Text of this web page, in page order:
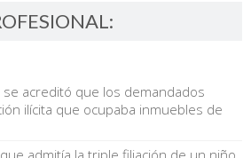
acreditó que los demandados
ilícita que ocupaba inmuebles de
admitía la triple filiación de un niño